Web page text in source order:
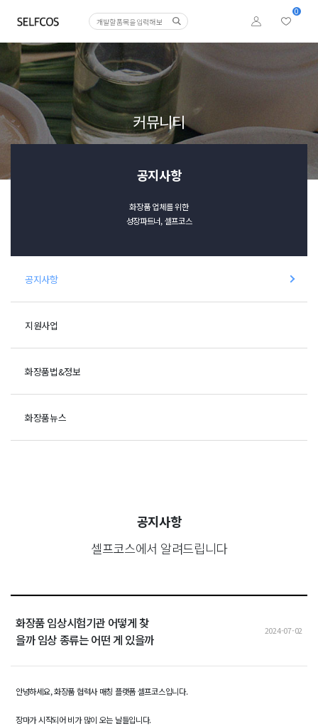
0
커뮤니티
공지사항
화장품 업체를 위한
성장파트너, 셀프코스
공지사항
지원사업
화장품법&정보
화장품뉴스
공지사항
셀프코스에서 알려드립니다
화장품 임상시험기관 어떻게 찾
을까 임상 종류는 어떤 게 있을까
2024-07-02
안녕하세요, 화장품 협력사 매칭 플랫폼 셀프코스입니다.
장마가 시작되어 비가 많이 오는 날들입니다.